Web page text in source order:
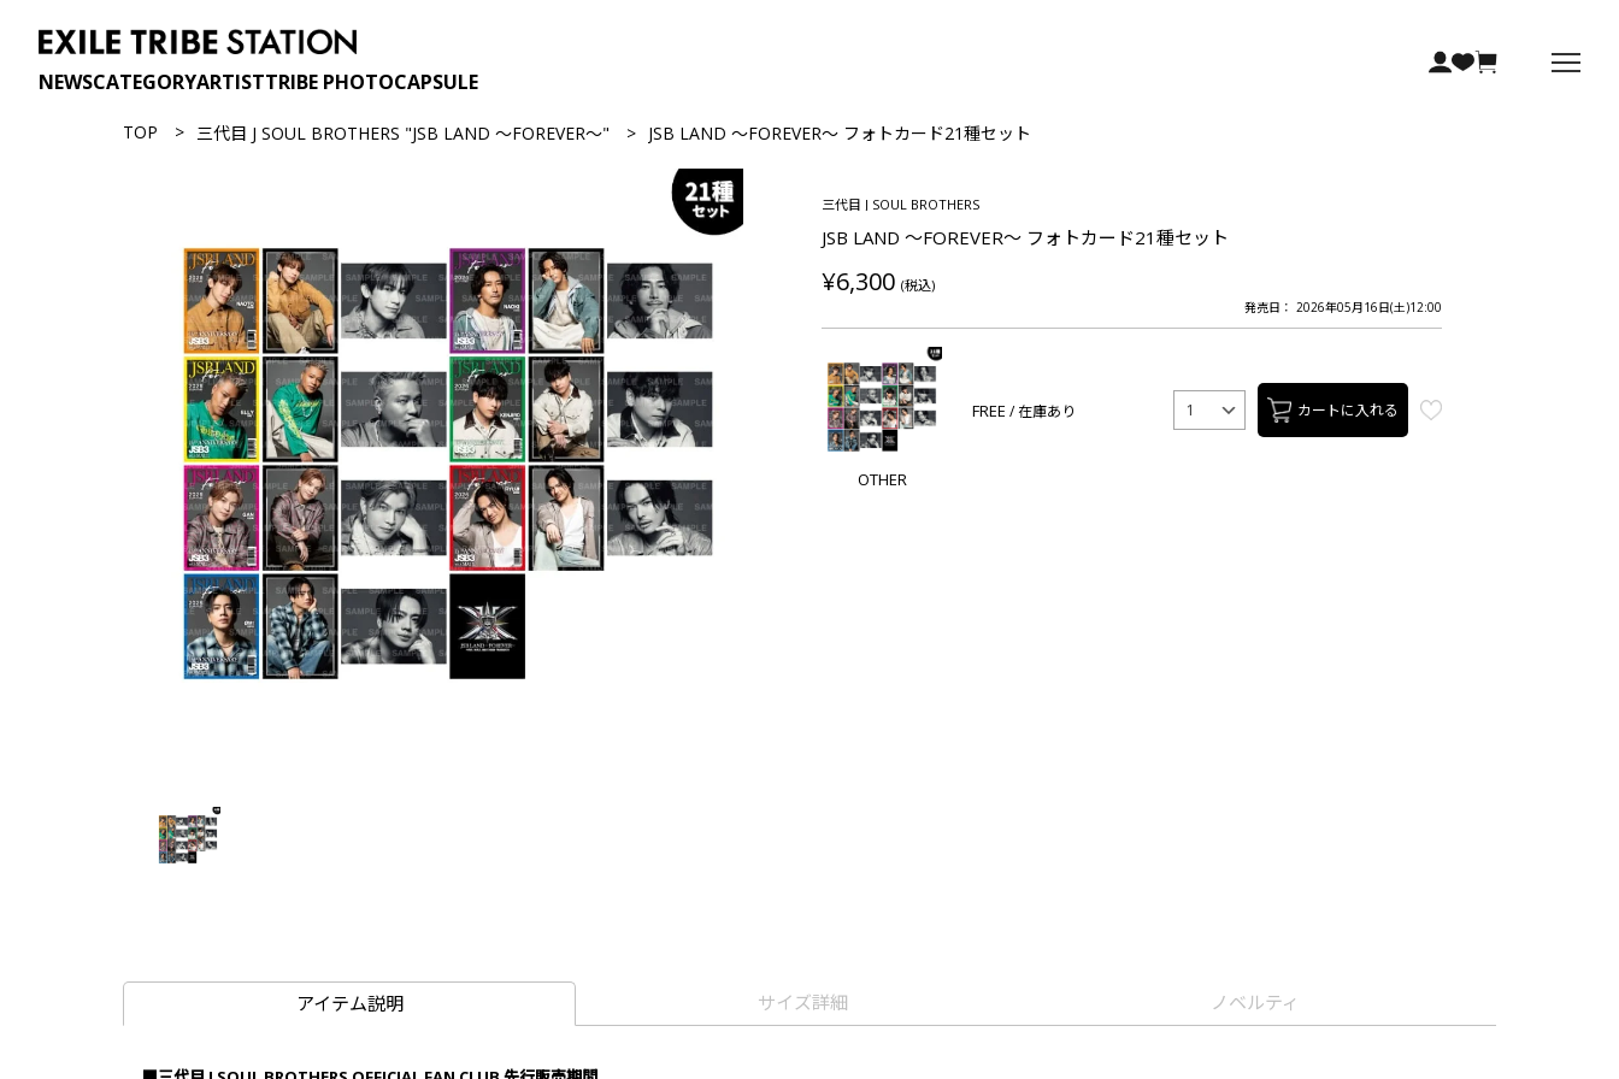
NEWSCATEGORYARTISTTRIBE PHOTOCAPSULE
TOP 三代目 J SOUL BROTHERS "JSB LAND ～FOREVER～" JSB LAND ～FOREVER～ フォトカード21種セット
三代目 J SOUL BROTHERS
JSB LAND ～FOREVER～ フォトカード21種セット
¥6,300 (税込)
発売日： 2026年05月16日(土)12:00
OTHER
FREE / 在庫あり 1 カートに入れる
アイテム説明 サイズ詳細 ノベルティ